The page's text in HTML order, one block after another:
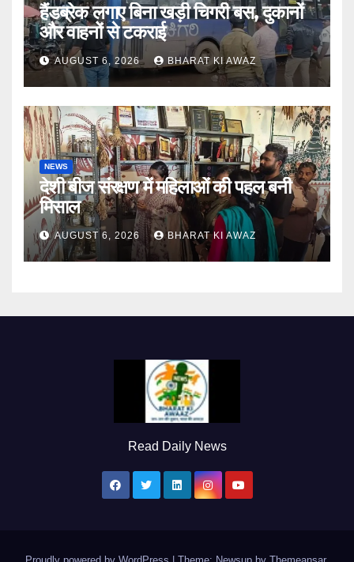
हैंडब्रेक लगाए बिना खड़ी चिगरी बस, दुकानों
और वाहनों से टकराई
AUGUST 6, 2026 BHARAT KI AWAZ
NEWS
देशी बीज संरक्षण में महिलाओं की पहल बनी
मिसाल
AUGUST 6, 2026 BHARAT KI AWAZ
Read Daily News